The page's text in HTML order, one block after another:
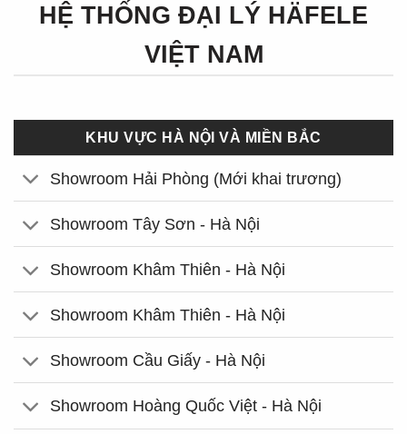
HỆ THỐNG ĐẠI LÝ HÄFELE
VIỆT NAM
KHU VỰC HÀ NỘI VÀ MIỀN BẮC
Showroom Hải Phòng (Mới khai trương)
Showroom Tây Sơn - Hà Nội
Showroom Khâm Thiên - Hà Nội
Showroom Khâm Thiên - Hà Nội
Showroom Cầu Giấy - Hà Nội
Showroom Hoàng Quốc Việt - Hà Nội